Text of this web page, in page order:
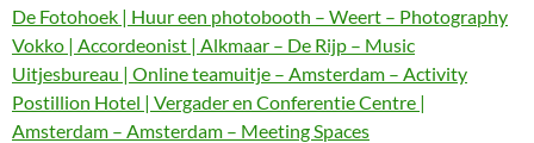
De Fotohoek | Huur een photobooth – Weert – Photography
Vokko | Accordeonist | Alkmaar – De Rijp – Music
Uitjesbureau | Online teamuitje – Amsterdam – Activity
Postillion Hotel | Vergader en Conferentie Centre |
Amsterdam – Amsterdam – Meeting Spaces